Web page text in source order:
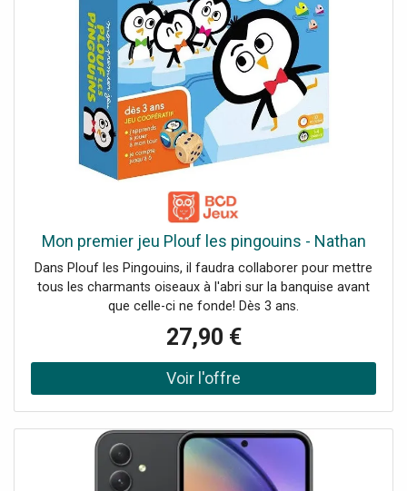
Mon premier jeu Plouf les pingouins - Nathan
Dans Plouf les Pingouins, il faudra collaborer pour mettre
tous les charmants oiseaux à l'abri sur la banquise avant
que celle-ci ne fonde! Dès 3 ans.
27,90 €